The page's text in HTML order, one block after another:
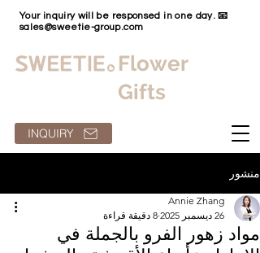
INQUIRY
Flower
Gifts
Your inquiry will be responsed in one day. 📧
sales@sweetie-group.com
منشور
مواد زهور الفرو بالجملة في
Annie Zhang
26 ديسمبر 2025
8 دقيقة قراءة